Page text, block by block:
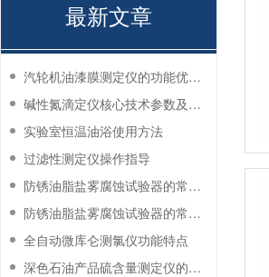
最新文章
汽轮机油漆膜测定仪的功能优势有哪些？
碱性氮滴定仪核心技术参数及应用说明
实验室恒温油浴使用方法
过滤性测定仪操作指导
防锈油脂盐雾腐蚀试验器的常见故障与解决方法
防锈油脂盐雾腐蚀试验器的常见故障与解决方法
全自动微库仑测氯仪功能特点
深色石油产品硫含量测定仪的工作环境要求